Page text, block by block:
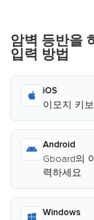
암벽 등반을
입력 방법
iOS
이모지 키
Android
Gboard의
력하세요
Windows